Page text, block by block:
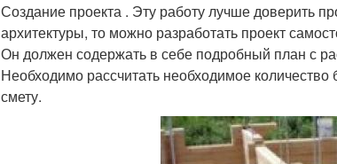
Создание проекта . Эту работу лучше доверить
архитектуры, то можно разработать проект
Он должен содержать в себе подробный план с
Необходимо рассчитать необходимое количество
смету.